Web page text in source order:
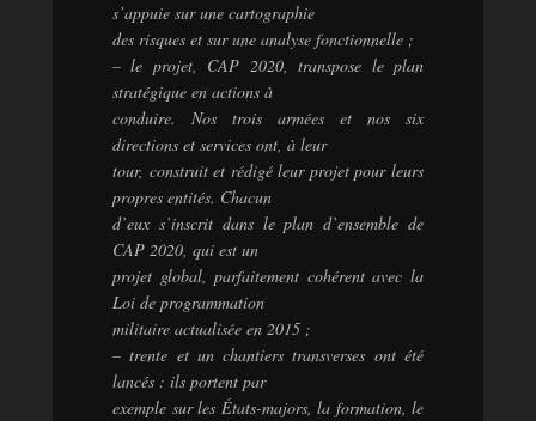
s’appuie sur une cartographie
des risques et sur une analyse fonctionnelle ;
– le projet, CAP 2020, transpose le plan
stratégique en actions à
conduire. Nos trois armées et nos six
directions et services ont, à leur
tour, construit et rédigé leur projet pour leurs
propres entités. Chacun
d’eux s’inscrit dans le plan d’ensemble de
CAP 2020, qui est un
projet global, parfaitement cohérent avec la
Loi de programmation
militaire actualisée en 2015 ;
– trente et un chantiers transverses ont été
lancés : ils portent par
exemple sur les États-majors, la formation, le